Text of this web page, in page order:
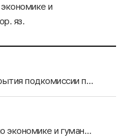
и
яз.
Фотографии с церемонии открытия подкомиссии по экономическому и торговому нетворку СВА
Доклады 6-ой Подкомиссии по экономике и гуманитарным обменам